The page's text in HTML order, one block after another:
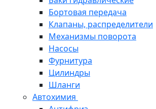
Бортовая передача
Клапаны, распределители
Механизмы поворота
Насосы
Фурнитура
Цилиндры
Шланги
Автохимия